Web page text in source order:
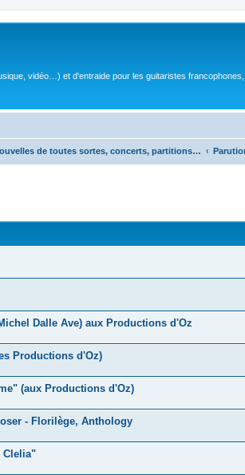
vidéo…) et d'entraide pour les guitaristes
de toutes sortes, concerts, partitions…
Dalle Ave) aux Productions d'Oz
Productions d'Oz)
(aux Productions d'Oz)
- Florilège, Anthology
Clelia"